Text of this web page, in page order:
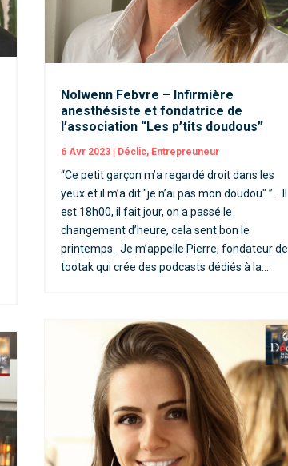
Nolwenn Febvre – Infirmière
anesthésiste et fondatrice de
l’association “Les p’tits doudous”
6 Avr 2023| Déclic, Entrepreuneur
“Ce petit garçon m’a regardé droit dans les
yeux et il m’a dit "je n’ai pas mon doudou" ”. Il
est 18h00, il fait jour, on a passé le
changement d’heure, cela sent bon le
printemps. Je m’appelle Pierre, fondateur de
tootak qui crée des podcasts dédiés à la...